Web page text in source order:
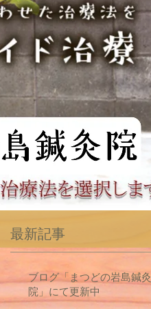
最新記事
ブログ「まつどの岩島鍼灸
院」にて更新中